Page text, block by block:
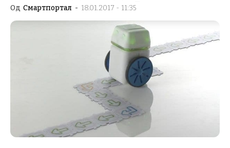
Од Смартпортал - 18.01.2017 - 11:35